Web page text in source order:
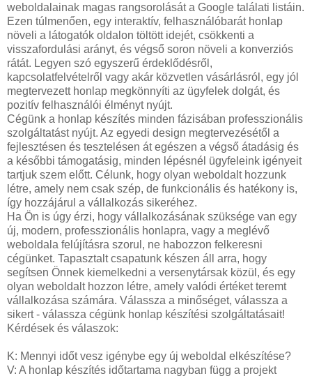
weboldalainak magas rangsorolását a Google találati listáin.
Ezen túlmenően, egy interaktív, felhasználóbarát honlap
növeli a látogatók oldalon töltött idejét, csökkenti a
visszafordulási arányt, és végső soron növeli a konverziós
rátát. Legyen szó egyszerű érdeklődésről,
kapcsolatfelvételről vagy akár közvetlen vásárlásról, egy jól
megtervezett honlap megkönnyíti az ügyfelek dolgát, és
pozitív felhasználói élményt nyújt.
Cégünk a honlap készítés minden fázisában professzionális
szolgáltatást nyújt. Az egyedi design megtervezésétől a
fejlesztésen és tesztelésen át egészen a végső átadásig és
a későbbi támogatásig, minden lépésnél ügyfeleink igényeit
tartjuk szem előtt. Célunk, hogy olyan weboldalt hozzunk
létre, amely nem csak szép, de funkcionális és hatékony is,
így hozzájárul a vállalkozás sikeréhez.
Ha Ön is úgy érzi, hogy vállalkozásának szüksége van egy
új, modern, professzionális honlapra, vagy a meglévő
weboldala felújításra szorul, ne habozzon felkeresni
cégünket. Tapasztalt csapatunk készen áll arra, hogy
segítsen Önnek kiemelkedni a versenytársak közül, és egy
olyan weboldalt hozzon létre, amely valódi értéket teremt
vállalkozása számára. Válassza a minőséget, válassza a
sikert - válassza cégünk honlap készítési szolgáltatásait!
Kérdések és válaszok:
K: Mennyi időt vesz igénybe egy új weboldal elkészítése?
V: A honlap készítés időtartama nagyban függ a projekt